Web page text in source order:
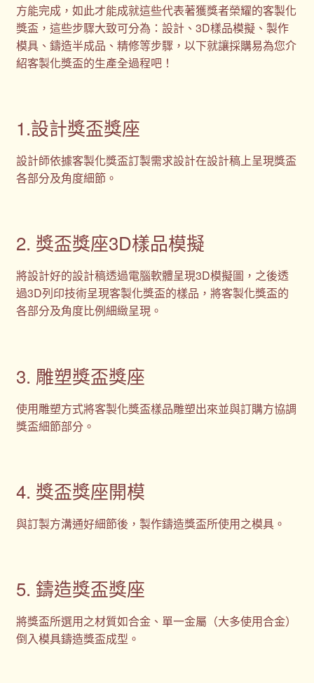
方能完成，如此才能成就這些代表著獲獎者榮耀的客製化
獎盃，這些步驟大致可分為：設計、3D樣品模擬、製作
模具、鑄造半成品、精修等步驟，以下就讓採購易為您介
紹客製化獎盃的生產全過程吧！
1.設計獎盃獎座
設計師依據客製化獎盃訂製需求設計在設計稿上呈現獎盃
各部分及角度細節。
2. 獎盃獎座3D樣品模擬
將設計好的設計稿透過電腦軟體呈現3D模擬圖，之後透
過3D列印技術呈現客製化獎盃的樣品，將客製化獎盃的
各部分及角度比例細緻呈現。
3. 雕塑獎盃獎座
使用雕塑方式將客製化獎盃樣品雕塑出來並與訂購方協調
獎盃細節部分。
4. 獎盃獎座開模
與訂製方溝通好細節後，製作鑄造獎盃所使用之模具。
5. 鑄造獎盃獎座
將獎盃所選用之材質如合金、單一金屬（大多使用合金）
倒入模具鑄造獎盃成型。